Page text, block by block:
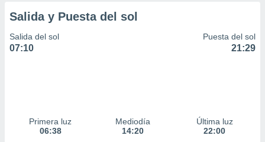
Salida y Puesta del sol
Salida del sol
07:10
Puesta del sol
21:29
Primera luz
06:38
Mediodía
14:20
Última luz
22:00